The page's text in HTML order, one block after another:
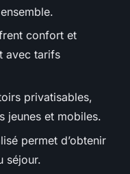
confort et
avec tarifs
privatisables,
jeunes et mobiles.
permet d’obtenir
séjour.